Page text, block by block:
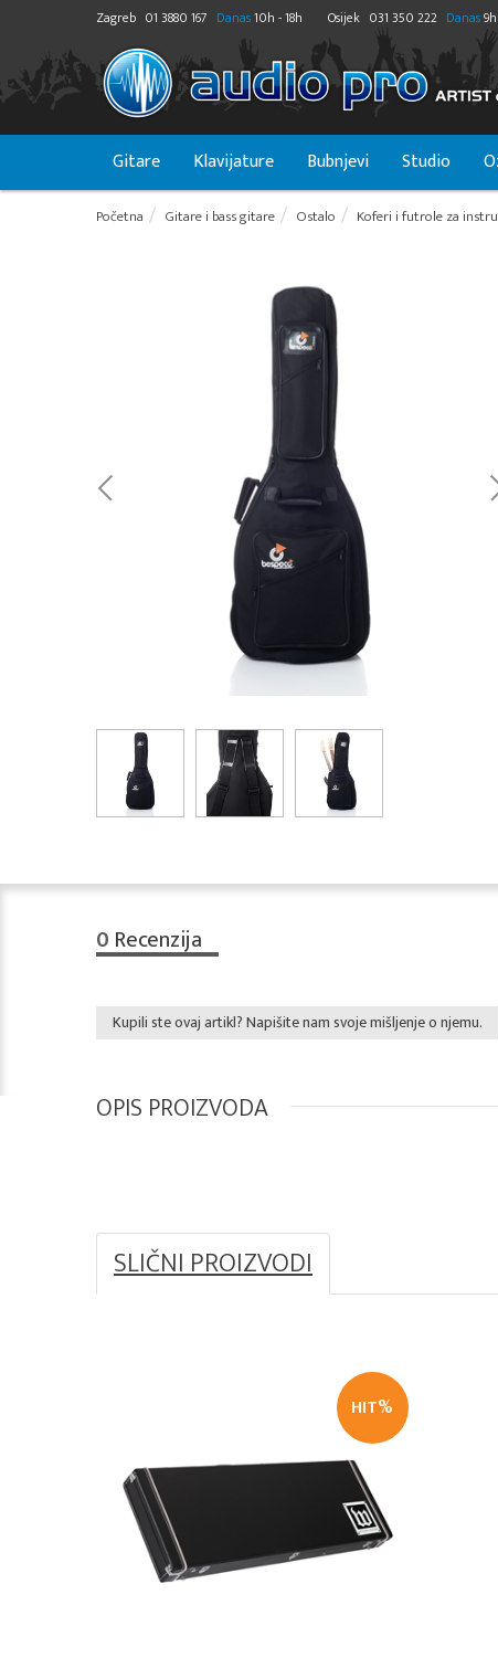
Zagreb 01 3880 167 Danas10h - 18h Osijek 031 350 222 Danas
Gitare Klavijature Bubnjevi Studio
Početna Gitare i bass gitare Ostalo Koferi i futrole za
0 Recenzija
Kupili ste ovaj artikl? Napišite nam svoje mišljenje o njemu.
OPIS PROIZVODA
SLIČNI PROIZVODI
HIT%